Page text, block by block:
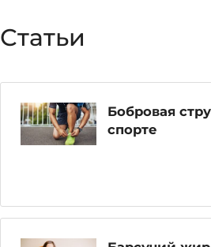
Статьи
Бобровая
спорте